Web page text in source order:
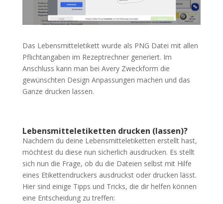
Das Lebensmitteletikett wurde als PNG Datei mit allen
Pflichtangaben im Rezeptrechner generiert. Im
Anschluss kann man bei Avery Zweckform die
gewünschten Design Anpassungen machen und das
Ganze drucken lassen.
Lebensmitteletiketten drucken (lassen)?
Nachdem du deine Lebensmitteletiketten erstellt hast,
möchtest du diese nun sicherlich ausdrucken. Es stellt
sich nun die Frage, ob du die Dateien selbst mit Hilfe
eines Etikettendruckers ausdruckst oder drucken lässt.
Hier sind einige Tipps und Tricks, die dir helfen können
eine Entscheidung zu treffen: